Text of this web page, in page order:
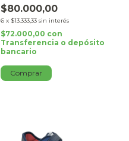
$80.000,00
6 x $13.333,33 sin interés
$72.000,00 con
Transferencia o depósito
bancario
Comprar